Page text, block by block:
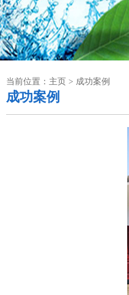
当前位置：主页 > 成功案例
成功案例